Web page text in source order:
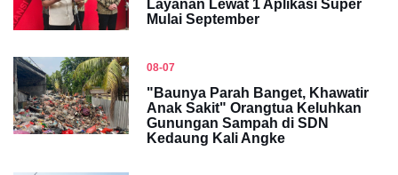
Layanan Lewat 1 Aplikasi Super
Mulai September
08-07
"Baunya Parah Banget, Khawatir
Anak Sakit" Orangtua Keluhkan
Gunungan Sampah di SDN
Kedaung Kali Angke